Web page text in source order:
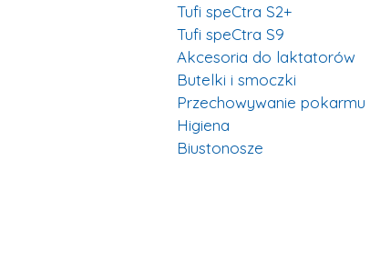
Tufi speCtra S2+
Tufi speCtra S9
Akcesoria do laktatorów
Butelki i smoczki
Przechowywanie pokarmu
Higiena
Biustonosze